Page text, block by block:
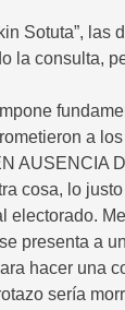
Sotuta”, las
la consulta,
a
AUSENCIA
cosa, lo
electorado.
presenta a
hacer una
sería